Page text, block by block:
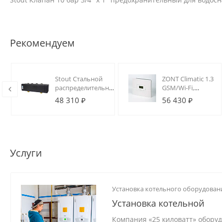
Рекомендуем
Stout Стальной
распределительный
коллектор 2
отопительных
48 310 ₽
ZONT Climatic 1.3
GSM/Wi-Fi,
Погодозависимый
регулятор
56 430 ₽
Услуги
Установка котельного
Установка котельной
Компания «25 киловатт»